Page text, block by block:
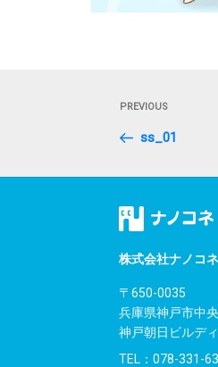
ビ
ゲ
ョ
ン
Previous
Post
PREVIOUS
ss_01
株式会社ナノコ
〒650-0035
兵庫県神戸市中
神戸朝日ビルデ
TEL： 078-331-